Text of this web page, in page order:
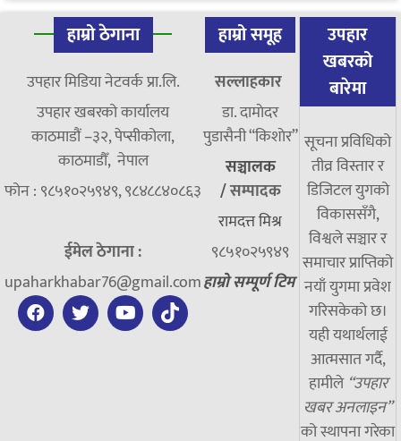
हाम्रो ठेगाना
उपहार मिडिया नेटवर्क प्रा.लि.
उपहार खबरको कार्यालय
काठमाडौं –३२, पेप्सीकोला,
काठमाडौँ, नेपाल
फोन : ९८५१०२५९४९, ९८४८८४०८६३
ईमेल ठेगाना :
upaharkhabar76@gmail.com
हाम्रो समूह
सल्लाहकार
डा. दामाेदर
पुडासैनी “किशाेर”
सञ्चालक
/सम्पादक
रामदत्त मिश्र
९८५१०२५९४९
हाम्रो सम्पूर्ण टिम
उपहार
खबरको
बारेमा
सूचना प्रविधिको
तीव्र विस्तार र
डिजिटल युगको
विकाससँगै,
विश्वले सञ्चार र
समाचार प्राप्तिको
नयाँ युगमा प्रवेश
गरिसकेको छ।
यही यथार्थलाई
आत्मसात गर्दै,
हामीले “उपहार
खबर अनलाइन”
को स्थापना गरेका